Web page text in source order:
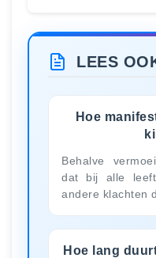
LEES
Hoe
Behalve
dat bij alle
andere klachten
Hoe lang